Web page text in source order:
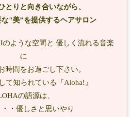
とりと向き合いながら、
"美”を提供するヘアサロン
ような空間と 優しく流れる音楽
に
時間をお過ごし下さい。
て知られている『Aloha!』
の語源は、
・優しさと思いやり